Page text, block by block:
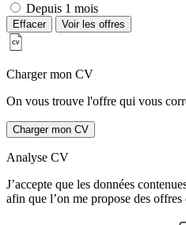
Depuis 1 mois
Effacer Voir les offres
Charger mon CV
On vous trouve l'offre qui vous
Charger mon CV
Analyse CV
J’accepte que les données
afin que l’on me propose des